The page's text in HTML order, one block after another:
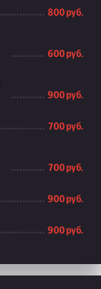
800 руб.
600 руб.
900 руб.
700 руб.
700 руб.
900 руб.
900 руб.